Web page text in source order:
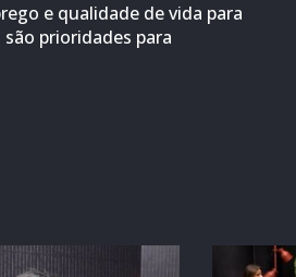
e qualidade de vida para
prioridades para